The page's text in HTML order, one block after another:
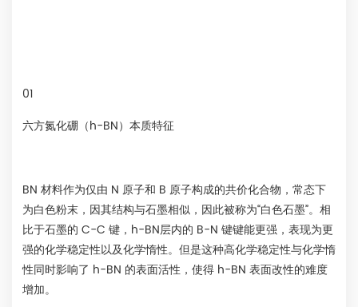
01
六方氮化硼（h-BN）本质特征
BN 材料作为仅由 N 原子和 B 原子构成的共价化合物，常态下
为白色粉末，因其结构与石墨相似，因此被称为“白色石墨”。相
比于石墨的 C-C 键，h-BN层内的 B-N 键键能更强，表现为更
强的化学稳定性以及化学惰性。但是这种高化学稳定性与化学惰
性同时影响了 h-BN 的表面活性，使得 h-BN 表面改性的难度
增加。